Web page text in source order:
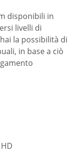
disponibili in
livelli di
la possibilità di
in base a ciò